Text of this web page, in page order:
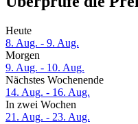
Heute
8. Aug. - 9. Aug.
Morgen
9. Aug. - 10. Aug.
Nächstes Wochenende
14. Aug. - 16. Aug.
In zwei Wochen
21. Aug. - 23. Aug.